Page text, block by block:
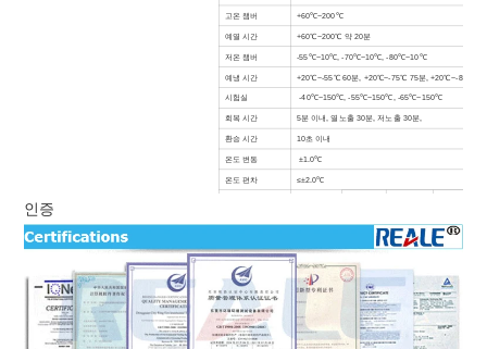
고온 챔버 +60℃~200℃
예열 시간 +60℃~200℃ 약 20분
저온 챔버 -55℃~10℃, -70℃~10℃, -80℃~10℃
예냉 시간 +20℃~-55℃ 60분, +20℃~-75℃ 75분, +20℃~-80℃ 90
시험실 -40℃~150℃, -55℃~150℃, -65℃~150℃
회복 시간 5분 이내, 열노출 30분, 저노출 30분,
환승 시간 10초 이내
온도 변동 ±1.0℃
온도 편차 ≤±2.0℃
뒷면 코팅 스틸 또는 스테인리스 스틸(SUS304)
단열재
바닥 베어링 하중 500kg/m
냉동 시스템
공냉식(수냉식은 옵션)
캐스케이드형, 밀폐형/반밀형 압축기, CFC 프리 냉매
제어 장치 영어/중국어 컬러 LCD 화면, 프로그래밍, 통신 기능
인증